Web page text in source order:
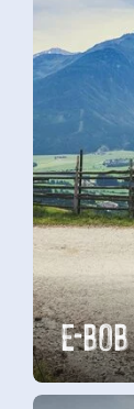
E-BOB